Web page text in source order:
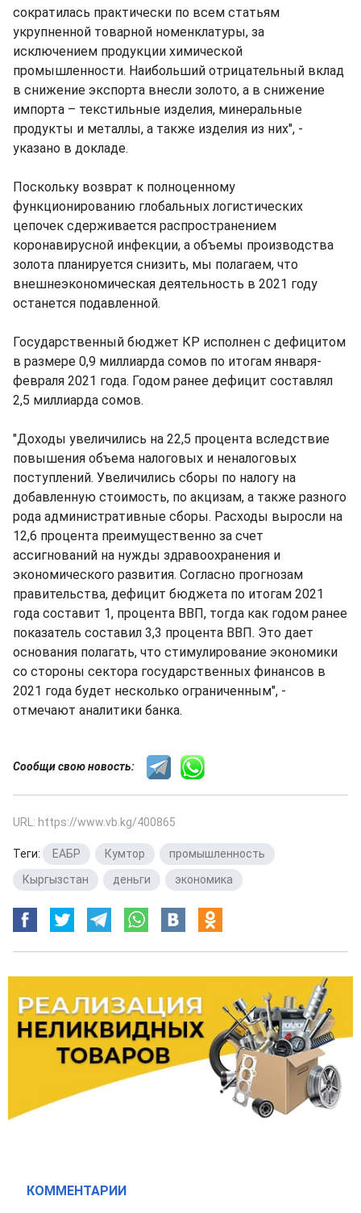
сократилась практически по всем статьям
укрупненной товарной номенклатуры, за
исключением продукции химической
промышленности. Наибольший отрицательный вклад
в снижение экспорта внесли золото, а в снижение
импорта – текстильные изделия, минеральные
продукты и металлы, а также изделия из них", -
указано в докладе.
Поскольку возврат к полноценному
функционированию глобальных логистических
цепочек сдерживается распространением
коронавирусной инфекции, а объемы производства
золота планируется снизить, мы полагаем, что
внешнеэкономическая деятельность в 2021 году
останется подавленной.
Государственный бюджет КР исполнен с дефицитом
в размере 0,9 миллиарда сомов по итогам января-
февраля 2021 года. Годом ранее дефицит составлял
2,5 миллиарда сомов.
"Доходы увеличились на 22,5 процента вследствие
повышения объема налоговых и неналоговых
поступлений. Увеличились сборы по налогу на
добавленную стоимость, по акцизам, а также разного
рода административные сборы. Расходы выросли на
12,6 процента преимущественно за счет
ассигнований на нужды здравоохранения и
экономического развития. Согласно прогнозам
правительства, дефицит бюджета по итогам 2021
года составит 1, процента ВВП, тогда как годом ранее
показатель составил 3,3 процента ВВП. Это дает
основания полагать, что стимулирование экономики
со стороны сектора государственных финансов в
2021 года будет несколько ограниченным", -
отмечают аналитики банка.
Сообщи свою новость:
URL: https://www.vb.kg/400865
Теги: ЕАБР Кумтор промышленность
Кыргызстан
деньги экономика
КОММЕНТАРИИ